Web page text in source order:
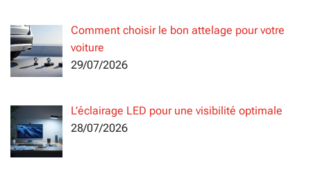
Comment choisir le bon attelage pour votre
voiture
29/07/2026
L’éclairage LED pour une visibilité optimale
28/07/2026